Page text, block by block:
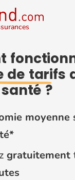
de tarifs
?
moyenne
gratuitement